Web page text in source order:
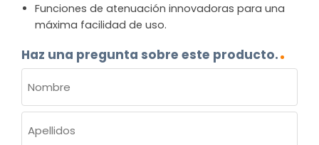
Funciones de atenuación innovadoras para una
máxima facilidad de uso.
Haz una pregunta sobre este producto.
(OBLIGATORIO)
Nombre